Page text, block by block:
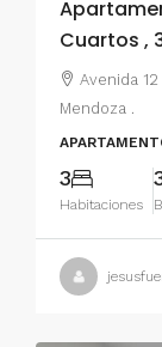
Cuartos ,
Avenida
Mendoza .
3
Habitaciones